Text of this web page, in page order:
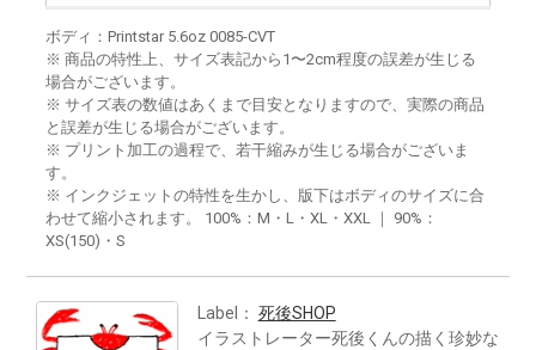
ボディ：Printstar 5.6oz 0085-CVT
※ 商品の特性上、サイズ表記から1〜2cm程度の誤差が生じる
場合がございます。
※ サイズ表の数値はあくまで目安となりますので、実際の商品
と誤差が生じる場合がございます。
※ プリント加工の過程で、若干縮みが生じる場合がございま
す。
※ インクジェットの特性を生かし、版下はボディのサイズに合
わせて縮小されます。 100%：M・L・XL・XXL ｜ 90%：
XS(150)・S
Label： 死後SHOP
イラストレーター死後くんの描く珍妙な